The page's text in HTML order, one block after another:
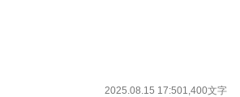
2025.08.15 17:501,400文字